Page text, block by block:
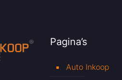
Pagina’s
Auto Inkoop